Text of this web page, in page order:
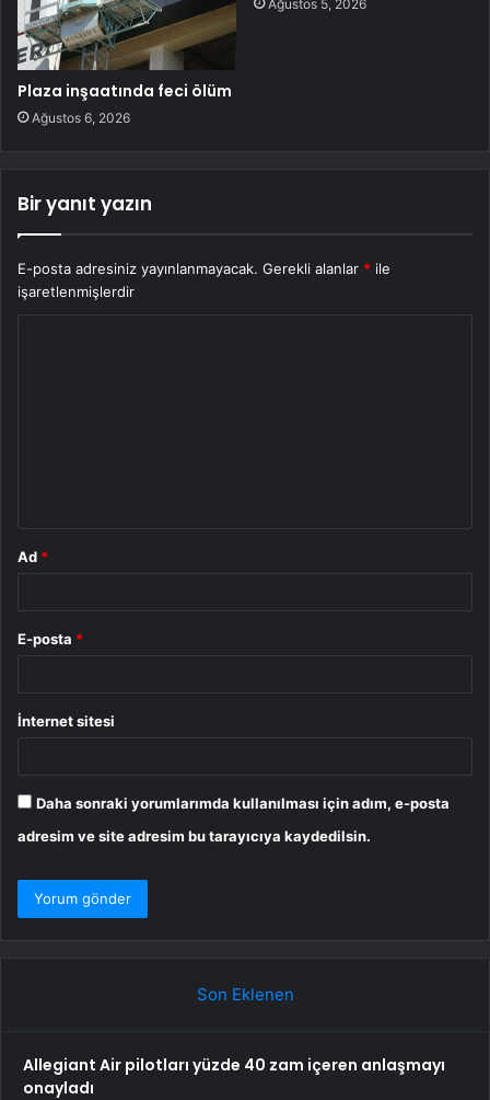
Plaza inşaatında feci ölüm
Ağustos 6, 2026
Ağustos 5, 2026
Bir yanıt yazın
E-posta adresiniz yayınlanmayacak. Gerekli alanlar * ile
işaretlenmişlerdir
Ad *
E-posta *
İnternet sitesi
Daha sonraki yorumlarımda kullanılması için adım, e-posta
adresim ve site adresim bu tarayıcıya kaydedilsin.
Son Eklenen
Allegiant Air pilotları yüzde 40 zam içeren anlaşmayı
onayladı